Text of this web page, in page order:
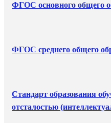
ФГОС основного общего
ФГОС среднего общего
Стандарт образования
отсталостью